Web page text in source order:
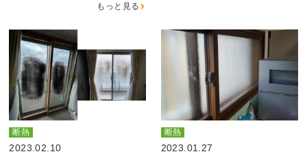
もっと見る
断熱
2023.02.10
断熱
2023.01.27